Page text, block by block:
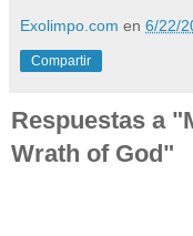
Exolimpo.com en 6/22/
Compartir
Respuestas a
Wrath of God"